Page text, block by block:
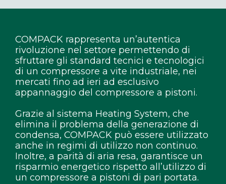
COMPACK rappresenta un’autentica
rivoluzione nel settore permettendo di
sfruttare gli standard tecnici e tecnologici
di un compressore a vite industriale, nei
mercati fino ad ieri ad esclusivo
appannaggio del compressore a pistoni.
Grazie al sistema Heating System, che
elimina il problema della generazione di
condensa, COMPACK può essere utilizzato
anche in regimi di utilizzo non continuo.
Inoltre, a parità di aria resa, garantisce un
risparmio energetico rispetto all’utilizzo di
un compressore a pistoni di pari portata.